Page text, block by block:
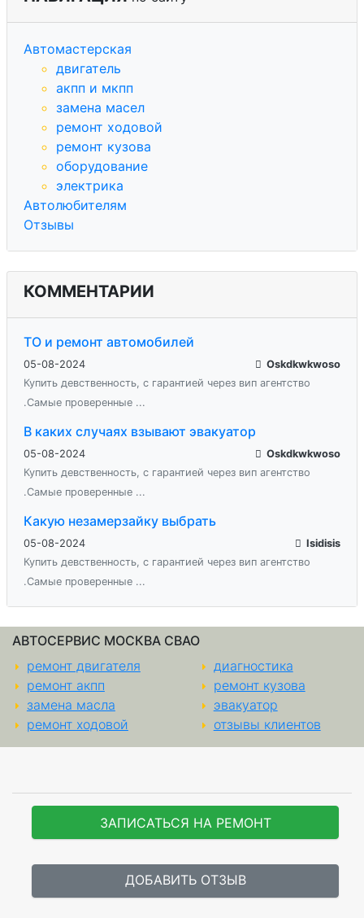
Автомастерская
двигатель
акпп и мкпп
замена масел
ремонт ходовой
ремонт кузова
оборудование
электрика
Автолюбителям
Отзывы
КОММЕНТАРИИ
ТО и ремонт автомобилей
05-08-2024
Oskdkwkwoso
Купить девственность, с гарантией через вип агентство
.Самые проверенные ...
В каких случаях взывают эвакуатор
05-08-2024
Oskdkwkwoso
Купить девственность, с гарантией через вип агентство
.Самые проверенные ...
Какую незамерзайку выбрать
05-08-2024
Isidisis
Купить девственность, с гарантией через вип агентство
.Самые проверенные ...
АВТОСЕРВИС МОСКВА СВАО
ремонт двигателя
ремонт акпп
замена масла
ремонт ходовой
диагностика
ремонт кузова
эвакуатор
отзывы клиентов
ЗАПИСАТЬСЯ НА РЕМОНТ
ДОБАВИТЬ ОТЗЫВ